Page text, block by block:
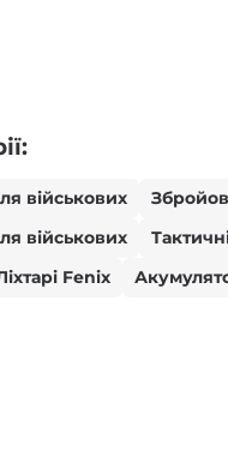
військових
військових
Fenix